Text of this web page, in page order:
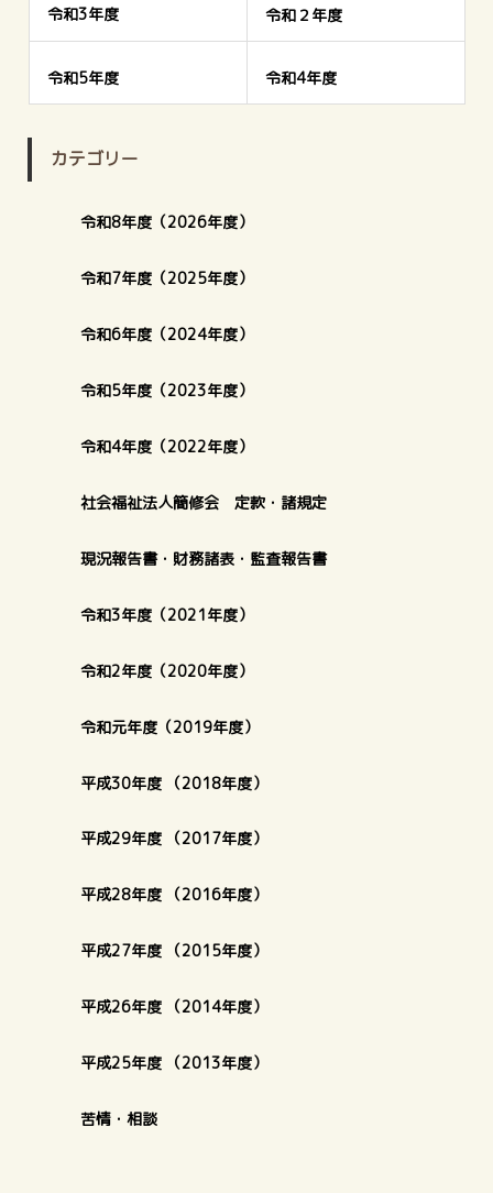
令和3年度 令和２年度
令和5年度 令和4年度
カテゴリー
令和8年度（2026年度）
令和7年度（2025年度）
令和6年度（2024年度）
令和5年度（2023年度）
令和4年度（2022年度）
社会福祉法人簡修会 定款・諸規定
現況報告書・財務諸表・監査報告書
令和3年度（2021年度）
令和2年度（2020年度）
令和元年度（2019年度）
平成30年度 （2018年度）
平成29年度 （2017年度）
平成28年度 （2016年度）
平成27年度 （2015年度）
平成26年度 （2014年度）
平成25年度 （2013年度）
苦情・相談